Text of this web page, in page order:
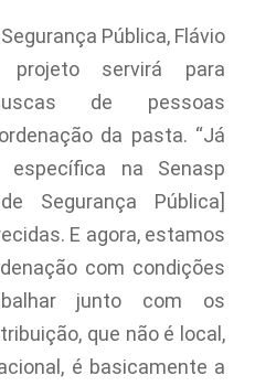
Pública, Flávio
servirá para
de pessoas
da pasta. “Já
específica na Senasp
Segurança Pública]
E agora, estamos
com condições
junto com os
que não é local,
é basicamente a